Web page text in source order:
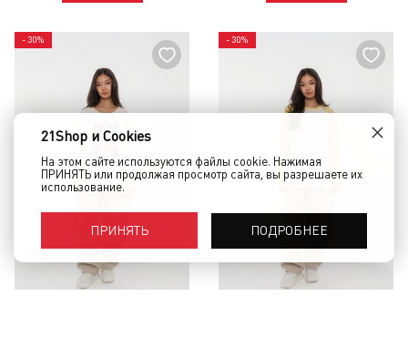
- 30% - 30%
21Shop и Cookies
На этом сайте используются файлы cookie. Нажимая
ПРИНЯТЬ или продолжая просмотр сайта, вы разрешаете их
использование.
ПРИНЯТЬ ПОДРОБНЕЕ
×